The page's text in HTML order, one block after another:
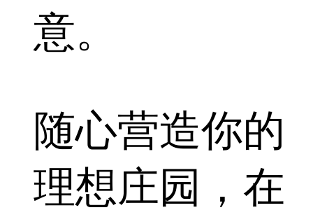
意。
随心营造你的
理想庄园，在